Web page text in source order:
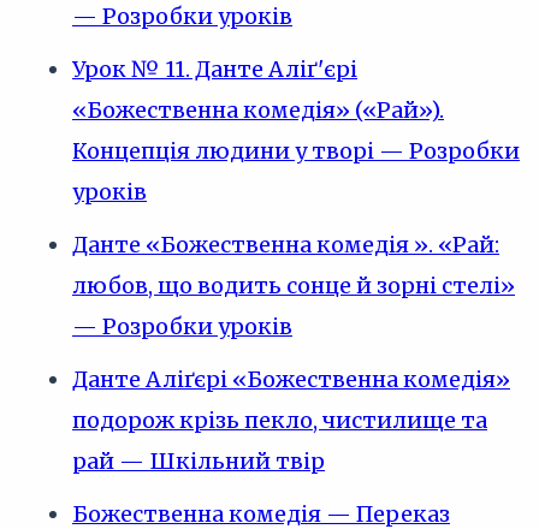
— Розробки уроків
Урок № 11. Данте Аліґ'єрі
«Божественна комедія» («Рай»).
Концепція людини у творі — Розробки
уроків
Данте «Божественна комедія ». «Рай:
любов, що водить сонце й зорні стелі»
— Розробки уроків
Данте Аліґєрі «Божественна комедія»
подорож крізь пекло, чистилище та
рай — Шкільний твір
Божественна комедія — Переказ